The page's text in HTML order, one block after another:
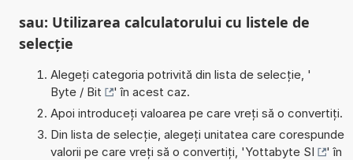
sau: Utilizarea calculatorului cu listele de
selecție
Alegeți categoria potrivită din lista de selecție, '
Byte / Bit
' în acest caz.
Apoi introduceți valoarea pe care vreți să o convertiți.
Din lista de selecție, alegeți unitatea care corespunde
valorii pe care vreți să o convertiți, 'Yottabyte SI
' în